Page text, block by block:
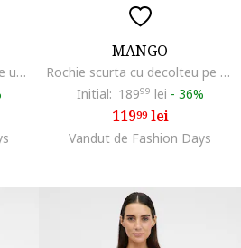
Rochie maxi cu decolteu pe un umar, Albastru royal
MANGO
Rochie scurta cu decolteu pe un umar, Alb/Negru
Initial: 18999 lei - 36%
11999lei
Vandut de Fashion Days